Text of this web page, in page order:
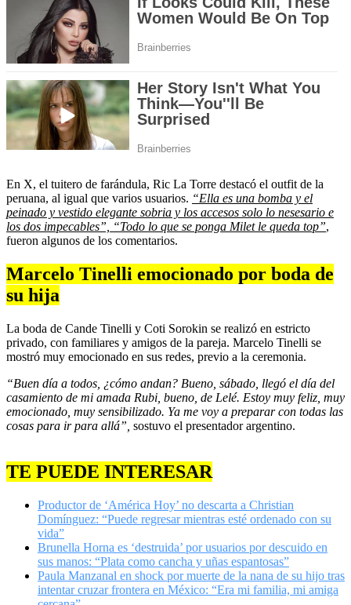
En X, el tuitero de farándula, Ric La Torre destacó el outfit de la
peruana, al igual que varios usuarios. “Ella es una bomba y el
peinado y vestido elegante sobria y los accesos solo lo nesesario e
los dos impecables”, “Todo lo que se ponga Milet le queda top”,
fueron algunos de los comentarios.
Marcelo Tinelli emocionado por boda de
su hija
La boda de Cande Tinelli y Coti Sorokin se realizó en estricto
privado, con familiares y amigos de la pareja. Marcelo Tinelli se
mostró muy emocionado en sus redes, previo a la ceremonia.
“Buen día a todos, ¿cómo andan? Bueno, sábado, llegó el día del
casamiento de mi amada Rubi, bueno, de Lelé. Estoy muy feliz, muy
emocionado, muy sensibilizado. Ya me voy a preparar con todas las
cosas para ir para allá”, sostuvo el presentador argentino.
TE PUEDE INTERESAR
Productor de ‘América Hoy’ no descarta a Christian
Domínguez: “Puede regresar mientras esté ordenado con su
vida”
Brunella Horna es ‘destruida’ por usuarios por descuido en
sus manos: “Plata como cancha y uñas espantosas”
Paula Manzanal en shock por muerte de la nana de su hijo tras
intentar cruzar frontera en México: “Era mi familia, mi amiga